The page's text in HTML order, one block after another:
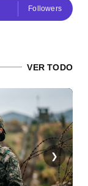
Followers
VER TODO
❯